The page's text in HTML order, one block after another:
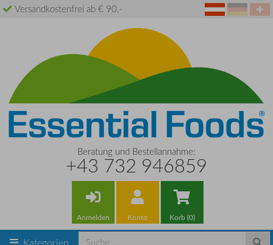
Versandkostenfrei ab € 90,-
Beratung und Bestellannahme:
+43 732 946859
Anmelden Konto Korb (0)